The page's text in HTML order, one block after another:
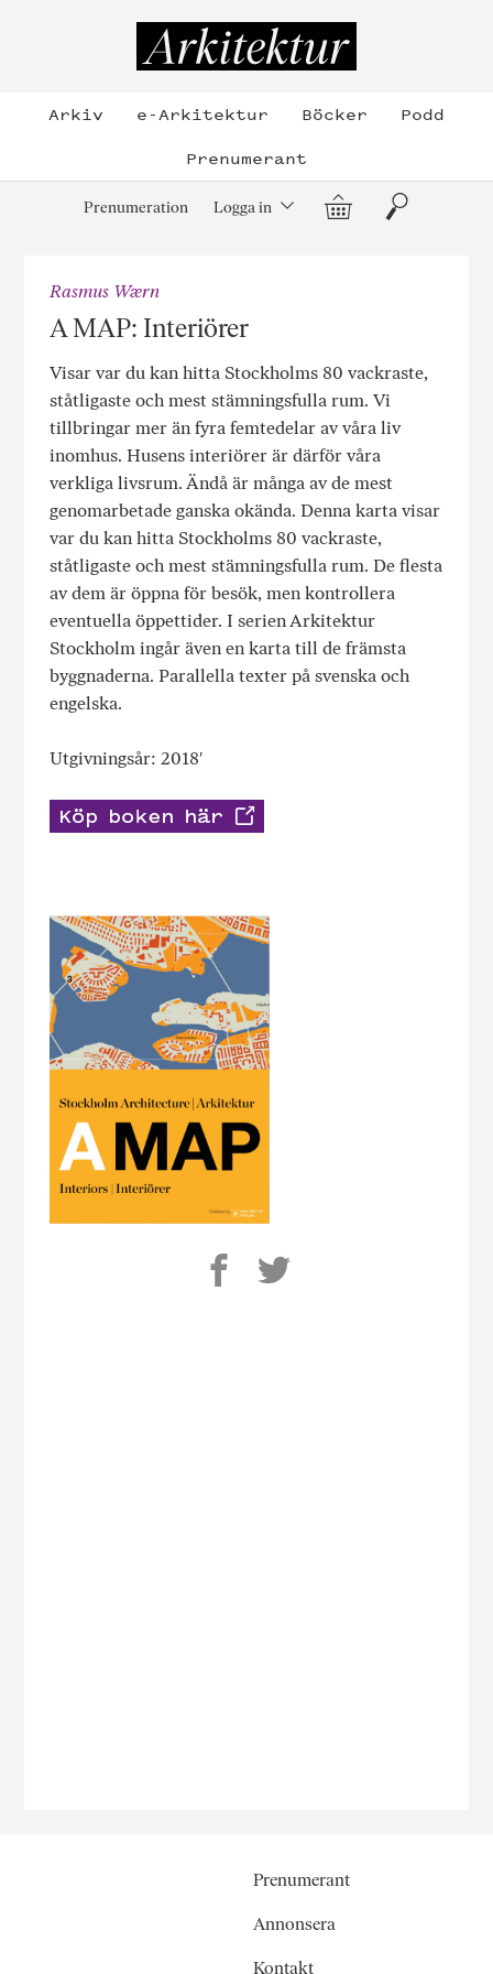
Arkiv e-Arkitektur Böcker
Podd
Prenumerant
Prenumeration Logga in Varukorg
Sök
Rasmus Wærn
A MAP: Interiörer
Visar var du kan hitta Stockholms 80 vackraste,
ståtligaste och mest stämningsfulla rum. Vi
tillbringar mer än fyra femtedelar av våra liv
inomhus. Husens interiörer är därför våra
verkliga livsrum. Ändå är många av de mest
genomarbetade ganska okända. Denna karta visar
var du kan hitta Stockholms 80 vackraste,
ståtligaste och mest stämningsfulla rum. De flesta
av dem är öppna för besök, men kontrollera
eventuella öppettider. I serien Arkitektur
Stockholm ingår även en karta till de främsta
byggnaderna. Parallella texter på svenska och
engelska.
Utgivningsår: 2018′
Prenumerant
Annonsera
Kontakt